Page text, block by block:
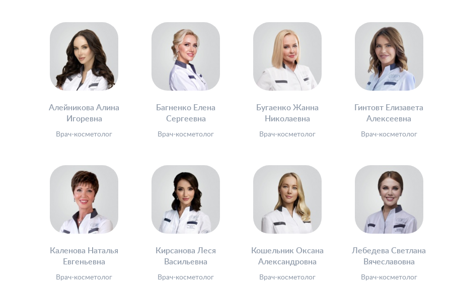
Алейникова Алина
Игоревна
Врач-косметолог
Багненко Елена
Сергеевна
Врач-косметолог
Бугаенко Жанна
Николаевна
Врач-косметолог
Гинтовт Елизавета
Алексеевна
Врач-косметолог
Каленова Наталья
Евгеньевна
Врач-косметолог
Кирсанова Леся
Васильевна
Врач-косметолог
Кошельник Оксана
Александровна
Врач-косметолог
Лебедева Светлана
Вячеславовна
Врач-косметолог